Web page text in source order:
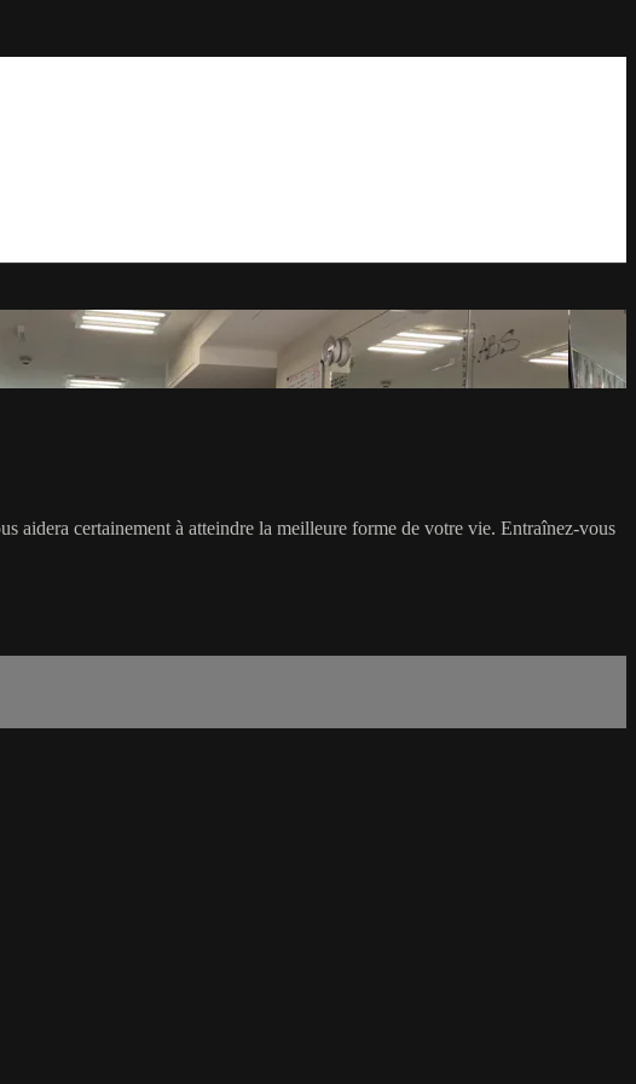
aidera certainement à atteindre la meilleure forme de votre vie. Entraînez-vous